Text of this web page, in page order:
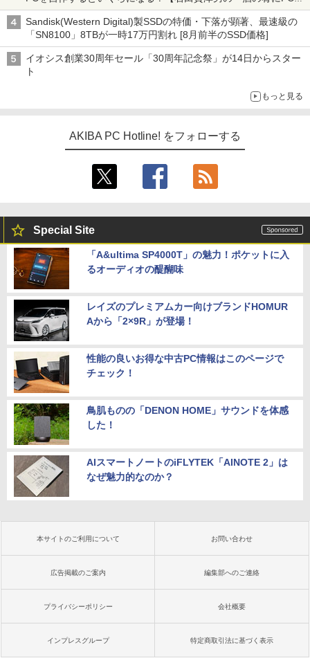
ーム』】
Sandisk(Western Digital)製SSDの特価・下落が顕著、最速級の
「SN8100」8TBが一時17万円割れ [8月前半のSSD価格]
イオシス創業30周年セール「30周年記念祭」が14日からスター
ト
もっと見る
AKIBA PC Hotline! をフォローする
Special Site
「A&ultima SP4000T」の魅力！ポケットに入
るオーディオの醍醐味
レイズのプレミアムカー向けブランドHOMUR
Aから「2×9R」が登場！
性能の良いお得な中古PC情報はこのページで
チェック！
鳥肌ものの「DENON HOME」サウンドを体感
した！
AIスマートノートのiFLYTEK「AINOTE 2」は
なぜ魅力的なのか？
本サイトのご利用について お問い合わせ
広告掲載のご案内 編集部へのご連絡
プライバシーポリシー 会社概要
インプレスグループ 特定商取引法に基づく表示